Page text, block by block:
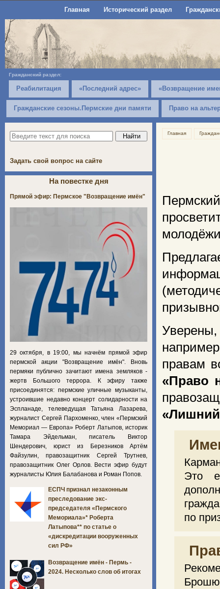
Главная Исторический раздел
Гражданский раздел:
Реабилитация «Последний адрес» «Возвращение
Гражданские сезоны.Пермские дни памяти Право на
Главная
правам
«Право
Это
по
Задать свой вопрос на сайте
На повестке дня
Прямой эфир: Пермское "Возвращение имён"
29 октября, в 19:00, мы начнём прямой эфир
пермской акции "Возвращение имён". Вновь
пермяки публично зачитают имена земляков -
жертв Большого террора. К эфиру также
присоединятся: пермские уличные музыканты,
устроившие недавно концерт солидарности на
Эспланаде, телеведущая Татьяна Лазарева,
журналист Сергей Пархоменко, член «Пермский
Мемориал — Европа» Роберт Латыпов, историк
Тамара Эйдельман, писатель Виктор
Шендерович, юрист из Березников Артём
Файзулин, правозащитник Сергей Трутнев,
правозащитник Олег Орлов. Вести эфир будут
журналисты Юлия Балабанова и Роман Попов.
ЕСПЧ признал незаконным
преследование экс-
председателя «Пермского
Мемориала»* Роберта
Латыпова** по статье о
«дискредитации вооруженных
сил РФ»
Возвращение имён - Пермь -
2024. Несколько слов об итогах